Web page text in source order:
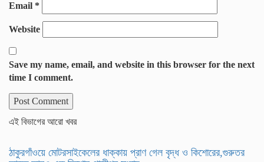
Email *
Website
Save my name, email, and website in this browser for the next
time I comment.
এই বিভাগের আরো খবর
ঠাকুরগাঁওয়ে মোটরসাইকেলের ধাক্কায় প্রাণ গেল বৃদ্ধ ও কিশোরের,গুরুতর